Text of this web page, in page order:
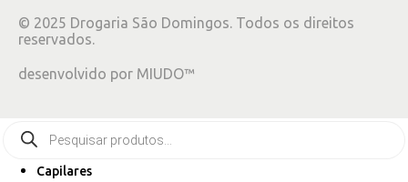
© 2025 Drogaria São Domingos. Todos os direitos
reservados.
desenvolvido por MIUDO™
Capilares